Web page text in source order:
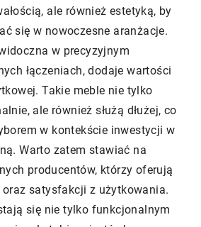
ale również estetyką, by
się w nowoczesne aranżacje.
w precyzyjnym
łączeniach, dodaje wartości
Takie meble nie tylko
ale również służą dłużej, co
w kontekście inwestycji w
Warto zatem stawiać na
producentów, którzy oferują
oraz satysfakcji z użytkowania.
się nie tylko funkcjonalnym